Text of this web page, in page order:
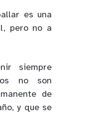
es una
pero no a
siempre
no son
de
y que se